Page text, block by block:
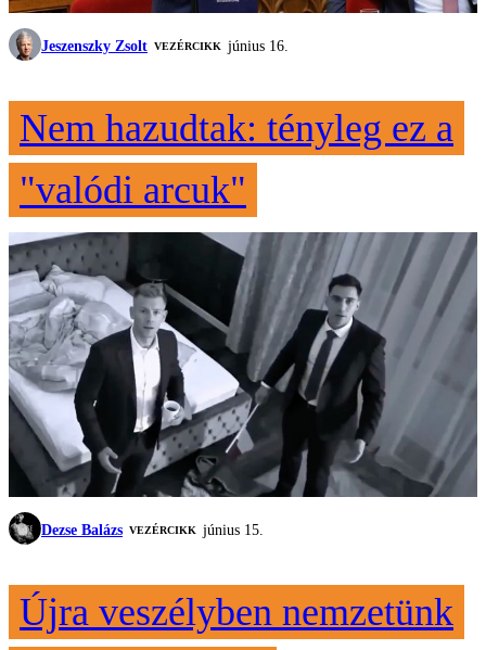
Jeszenszky Zsolt VEZÉRCIKK június 16.
Nem hazudtak: tényleg ez a
"valódi arcuk"
Dezse Balázs VEZÉRCIKK június 15.
Újra veszélyben nemzetünk